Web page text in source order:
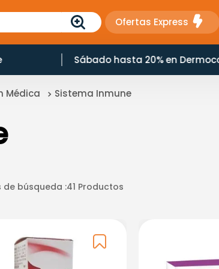
Ofertas Express
Sábado hasta 20% en
Médica
Sistema Inmune
de búsqueda :41 Productos